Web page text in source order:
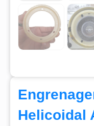
Helicoidal